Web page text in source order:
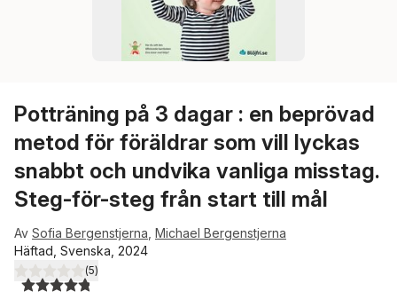
Potträning på 3 dagar : en beprövad
metod för föräldrar som vill lyckas
snabbt och undvika vanliga misstag.
Steg-för-steg från start till mål
Av Sofia Bergenstjerna Michael Bergenstjerna
Häftad, Svenska, 2024
4,8utav 5 stjärnor. Totalt antal röster:
(5)